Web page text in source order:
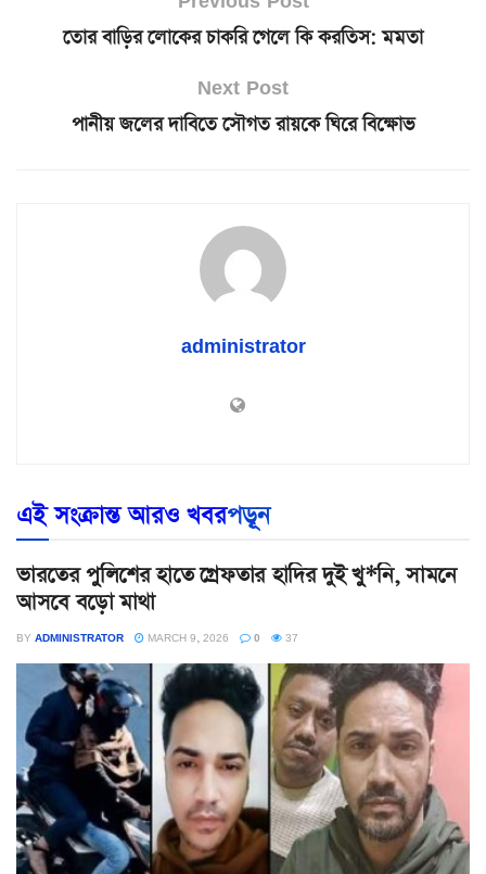
তোর বাড়ির লোকের চাকরি গেলে কি করতিস: মমতা
Next Post
পানীয় জলের দাবিতে সৌগত রায়কে ঘিরে বিক্ষোভ
administrator
এই সংক্রান্ত আরও খবরপড়ূন
ভারতের পুলিশের হাতে গ্রেফতার হাদির দুই খু*নি, সামনে
আসবে বড়ো মাথা
BY ADMINISTRATOR MARCH 9, 2026 0 37